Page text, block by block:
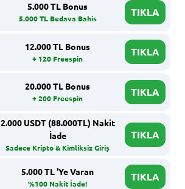
5.000 TL Bonus
5.000 TL Bedava Bahis
TIKLA
12.000 TL Bonus
+ 120 Freespin
TIKLA
20.000 TL Bonus
+ 200 Freespin
TIKLA
2.000 USDT (88.000TL) Nakit
İade
Sadece Kripto & Kimliksiz Giriş
TIKLA
5.000 TL 'Ye Varan
%100 Nakit İade!
TIKLA